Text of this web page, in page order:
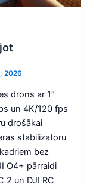
2026
drons ar 1″
un 4K/120 fps
drošākai
stabilizatoru
bez
O4+ pārraidi
2 un DJI RC